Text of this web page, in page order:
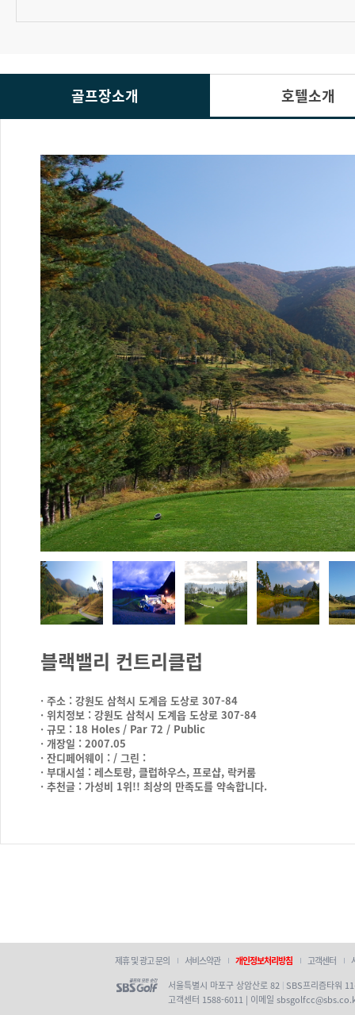
골프장소개 호텔소개
블랙밸리 컨트리클럽
· 주소 : 강원도 삼척시 도계읍 도상로 307-84
· 위치정보 : 강원도 삼척시 도계읍 도상로 307-84
· 규모 : 18 Holes / Par 72 / Public
· 개장일 : 2007.05
· 잔디페어웨이 : / 그린 :
· 부대시설 : 레스토랑, 클럽하우스, 프로샵, 락커룸
· 추천글 : 가성비 1위!! 최상의 만족도를 약속합니다.
제휴 및 광고 문의 서비스약관 개인정보처리방침 고객센터
서울특별시 마포구 상암산로 82 | SBS프리즘타워
고객센터 1588-6011 | 이메일